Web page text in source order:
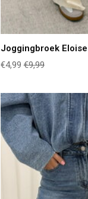
Joggingbroek
€4,99 €9,99